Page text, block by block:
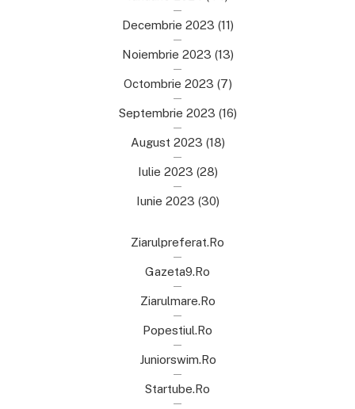
Decembrie 2023 (11)
Noiembrie 2023 (13)
Octombrie 2023 (7)
Septembrie 2023 (16)
August 2023 (18)
Iulie 2023 (28)
Iunie 2023 (30)
Ziarulpreferat.ro
Gazeta9.ro
Ziarulmare.ro
Popestiul.ro
Juniorswim.ro
Startube.ro